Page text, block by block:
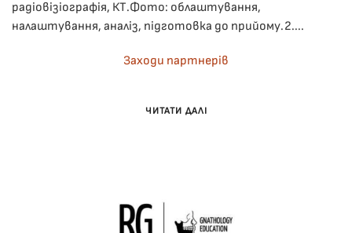
радіовізіографія, КТ.Фото: облаштування,
налаштування, аналіз, підготовка до прийому.2....
Заходи партнерів
ЧИТАТИ ДАЛІ